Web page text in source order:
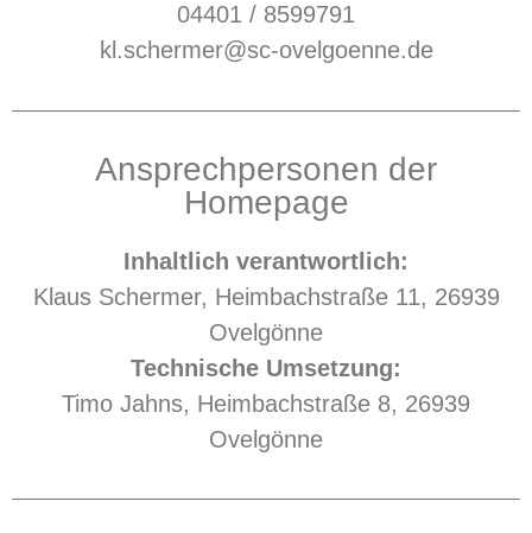
04401 / 8599791
kl.schermer@sc-ovelgoenne.de
Ansprechpersonen der
Homepage
Inhaltlich verantwortlich:
Klaus Schermer, Heimbachstraße 11, 26939
Ovelgönne
Technische Umsetzung:
Timo Jahns, Heimbachstraße 8, 26939
Ovelgönne